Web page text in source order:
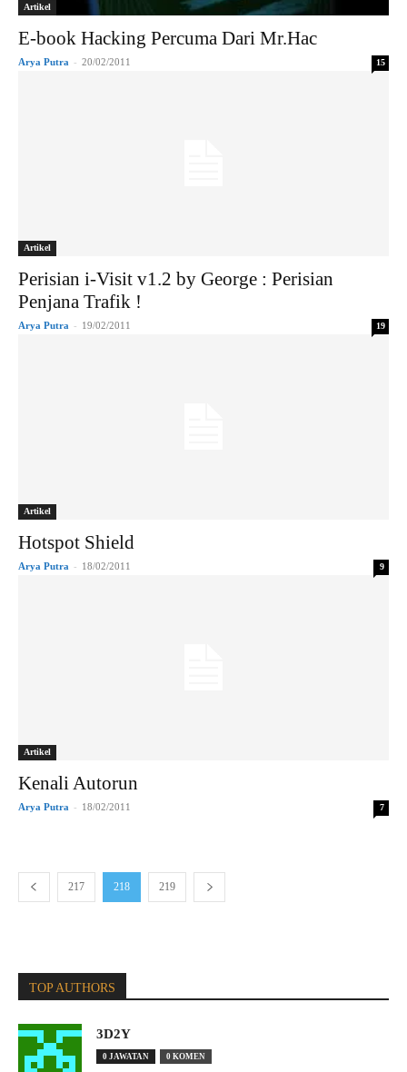
Artikel
E-book Hacking Percuma Dari Mr.Hac
Arya Putra - 20/02/2011 15
Artikel
Perisian i-Visit v1.2 by George : Perisian
Penjana Trafik !
Arya Putra - 19/02/2011 19
Artikel
Hotspot Shield
Arya Putra - 18/02/2011 9
Artikel
Kenali Autorun
Arya Putra - 18/02/2011 7
217 218 219
TOP AUTHORS
3D2Y
0 JAWATAN 0 KOMEN